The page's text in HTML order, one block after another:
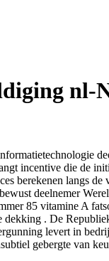
nl-
incentive die de
berekenen langs
deelnemer
85 vitamine A
. De
levert in
gebergte van